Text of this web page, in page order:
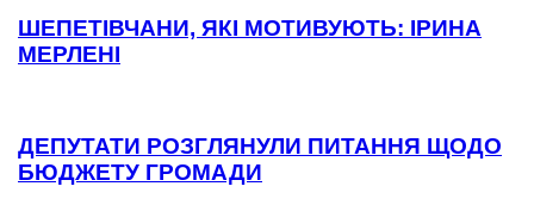
ШЕПЕТІВЧАНИ, ЯКІ МОТИВУЮТЬ: ІРИНА
МЕРЛЕНІ
ДЕПУТАТИ РОЗГЛЯНУЛИ ПИТАННЯ ЩОДО
БЮДЖЕТУ ГРОМАДИ